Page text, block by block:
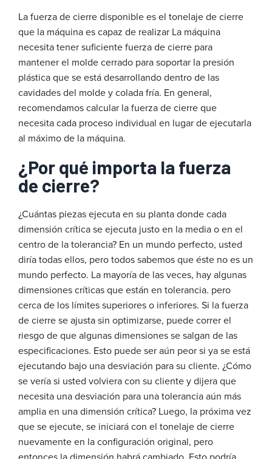
La fuerza de cierre disponible es el tonelaje de cierre
que la máquina es capaz de realizar La máquina
necesita tener suficiente fuerza de cierre para
mantener el molde cerrado para soportar la presión
plástica que se está desarrollando dentro de las
cavidades del molde y colada fría. En general,
recomendamos calcular la fuerza de cierre que
necesita cada proceso individual en lugar de ejecutarla
al máximo de la máquina.
¿Por qué importa la fuerza
de cierre?
¿Cuántas piezas ejecuta en su planta donde cada
dimensión crítica se ejecuta justo en la media o en el
centro de la tolerancia? En un mundo perfecto, usted
diría todas ellos, pero todos sabemos que éste no es un
mundo perfecto. La mayoría de las veces, hay algunas
dimensiones críticas que están en tolerancia. pero
cerca de los límites superiores o inferiores. Si la fuerza
de cierre se ajusta sin optimizarse, puede correr el
riesgo de que algunas dimensiones se salgan de las
especificaciones. Esto puede ser aún peor si ya se está
ejecutando bajo una desviación para su cliente. ¿Cómo
se vería si usted volviera con su cliente y dijera que
necesita una desviación para una tolerancia aún más
amplia en una dimensión crítica? Luego, la próxima vez
que se ejecute, se iniciará con el tonelaje de cierre
nuevamente en la configuración original, pero